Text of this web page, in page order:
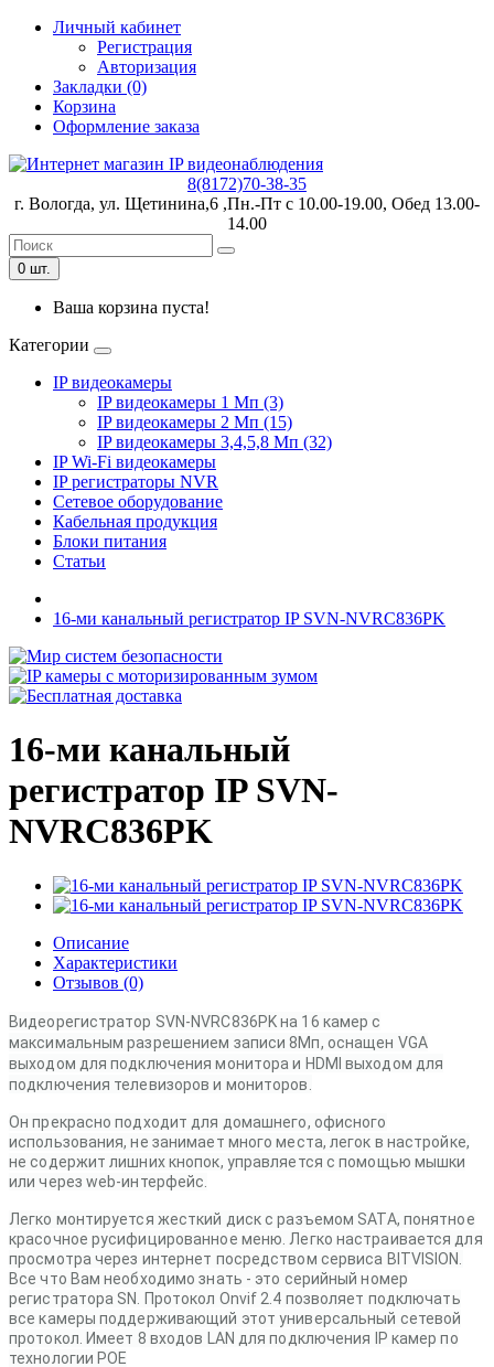
Личный кабинет
Регистрация
Авторизация
Закладки (0)
Корзина
Оформление заказа
8(8172)70-38-35
г. Вологда, ул. Щетинина,6 ,Пн.-Пт с 10.00-19.00, Обед 13.00-
14.00
0 шт.
Ваша корзина пуста!
Категории
IP видеокамеры
IP видеокамеры 1 Мп (3)
IP видеокамеры 2 Мп (15)
IP видеокамеры 3,4,5,8 Мп (32)
IP Wi-Fi видеокамеры
IP регистраторы NVR
Сетевое оборудование
Кабельная продукция
Блоки питания
Статьи
16-ми канальный регистратор IP SVN-NVRC836PK
16-ми канальный
регистратор IP SVN-
NVRC836PK
Описание
Характеристики
Отзывов (0)
Видеорегистратор SVN-NVRC836PK на 16 камер с
максимальным разрешением записи 8Мп, оснащен VGA
выходом для подключения монитора и HDMI выходом для
подключения телевизоров и мониторов.
Он прекрасно подходит для домашнего, офисного
использования, не занимает много места, легок в настройке,
не содержит лишних кнопок, управляется с помощью мышки
или через web-интерфейс.
Легко монтируется жесткий диск с разъемом SATA, понятное
красочное русифицированное меню. Легко настраивается для
просмотра через интернет посредством сервиса BITVISION.
Все что Вам необходимо знать - это серийный номер
регистратора SN. Протокол Onvif 2.4 позволяет подключать
все камеры поддерживающий этот универсальный сетевой
протокол. Имеет 8 входов LAN для подключения IP камер по
технологии POE